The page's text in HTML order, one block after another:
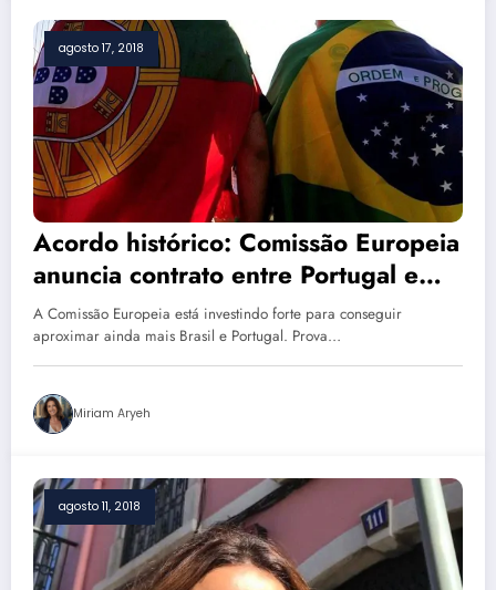
agosto 17, 2018
Acordo histórico: Comissão Europeia
anuncia contrato entre Portugal e
Brasil
A Comissão Europeia está investindo forte para conseguir
aproximar ainda mais Brasil e Portugal. Prova…
Miriam Aryeh
agosto 11, 2018